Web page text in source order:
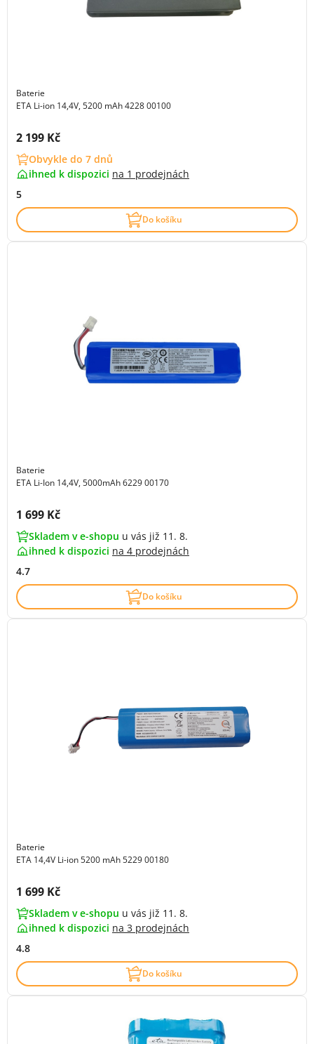
Baterie
ETA Li-ion 14,4V, 5200 mAh 4228 00100
Cena s DPH:
2 199 Kč
Obvykle do 7 dnů
ihned k dispozici na 1 prodejnách
5
Do košíku
Baterie
ETA Li-Ion 14,4V, 5000mAh 6229 00170
Cena s DPH:
1 699 Kč
Skladem v e-shopu u vás již 11. 8.
ihned k dispozici na 4 prodejnách
4.7
Do košíku
Baterie
ETA 14,4V Li-ion 5200 mAh 5229 00180
Cena s DPH:
1 699 Kč
Skladem v e-shopu u vás již 11. 8.
ihned k dispozici na 3 prodejnách
4.8
Do košíku